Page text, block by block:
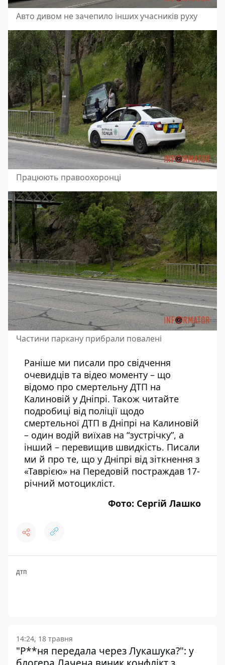
Авто дивом не зачепило інших учасників руху
Працюють правоохоронці
Частини паркану прибрали повалені
Раніше ми писали про свідчення
очевидців та відео моменту – що
відомо про смертельну ДТП на
Калиновій у Дніпрі. Також читайте
подробиці від поліції щодо
смертельної ДТП в Дніпрі на Калиновій
– один водій виїхав на “зустрічку”, а
інший – перевищив швидкість. Писали
ми й про те, що у Дніпрі від зіткнення з
«Таврією» на Передовій постраждав 17-
річний мотоцикліст.
Фото: Сергій Лашко
ДТП
14:24, 18 травня
"Р**ня передала через Лукашука?": у